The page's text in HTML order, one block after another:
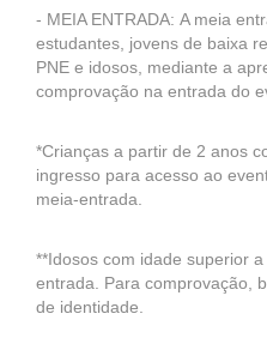
- MEIA ENTRADA: A meia
estudantes, jovens de baixa
PNE e idosos, mediante a
comprovação na entrada do
*Crianças a partir de 2 anos
ingresso para acesso ao
meia-entrada.
**Idosos com idade superior
entrada. Para comprovação,
de identidade.